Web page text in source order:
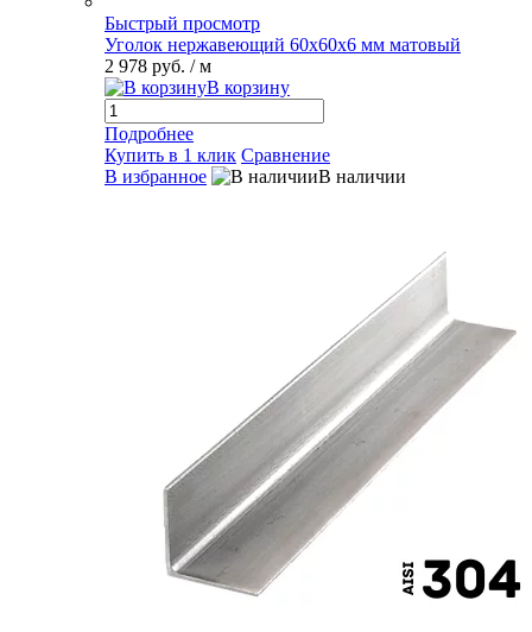
Быстрый просмотр
Уголок нержавеющий 60х60х6 мм матовый
2 978 руб. / м
В корзину
Подробнее
Купить в 1 клик Сравнение
В избранное
В наличии